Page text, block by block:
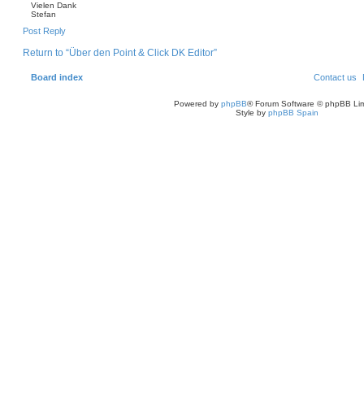
Vielen Dank
Stefan
Post Reply
Return to “Über den Point & Click DK Editor”
Board index Contact us
Powered by phpBB® Forum Software © phpBB
Style by phpBB Spain